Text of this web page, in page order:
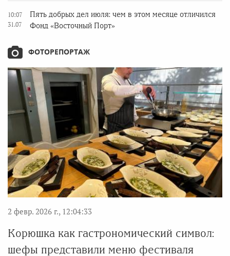
10:07
31.07
Пять добрых дел июля: чем в этом месяце отличился
Фонд «Восточный Порт»
ФОТОРЕПОРТАЖ
2 февр. 2026 г., 12:04:33
Корюшка как гастрономический символ:
шефы представили меню фестиваля